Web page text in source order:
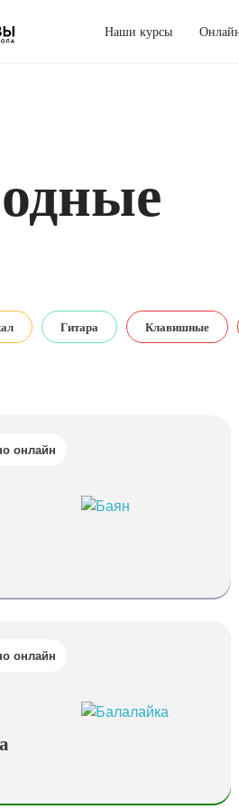
Наши курсы
Гитара Клавишные
онлайн
онлайн